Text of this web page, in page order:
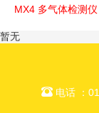
MX4 多气体检测仪
暂无
电话 ：